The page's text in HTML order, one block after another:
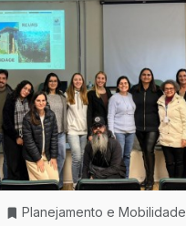
Planejamento e Mobilidade